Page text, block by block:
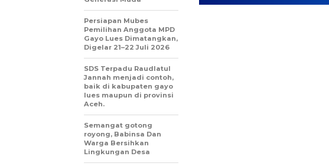
Persiapan Mubes
Pemilihan Anggota MPD
Gayo Lues Dimatangkan,
Digelar 21–22 Juli 2026
SDS Terpadu Raudlatul
Jannah menjadi contoh,
baik di kabupaten gayo
lues maupun di provinsi
Aceh.
Semangat gotong
royong, Babinsa Dan
Warga Bersihkan
Lingkungan Desa